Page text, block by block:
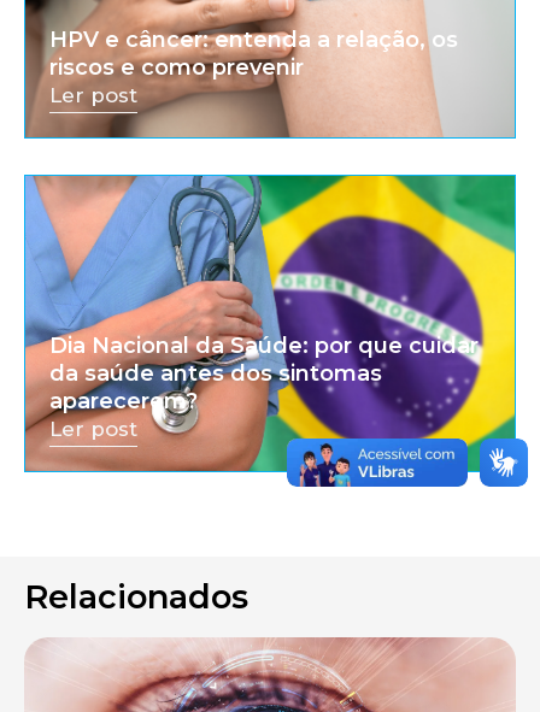
HPV e câncer: entenda a relação, os
riscos e como prevenir
Ler post
Dia Nacional da Saúde: por que cuidar
da saúde antes dos sintomas
aparecerem?
Ler post
Relacionados